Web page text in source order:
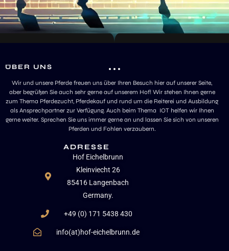
ÜBER UNS
Wir und unsere Pferde freuen uns über Ihren Besuch hier auf unserer Seite,
aber begrüßen Sie auch sehr gerne auf unserem Hof! Wir stehen Ihnen gerne
zum Thema Pferdezucht, Pferdekauf und rund um die Reiterei und Ausbildung
als Ansprechpartner zur Verfügung. Auch beim Thema IOT helfen wir Ihnen
gerne weiter. Sprechen Sie uns immer gerne an und lassen Sie sich von unseren
Pferden und Fohlen verzaubern.
ADRESSE
Hof Eichelbrunn
Kleinviecht 26
85416 Langenbach
Germany.
+49 (0) 171 5438 430
info(at)hof-eichelbrunn.de